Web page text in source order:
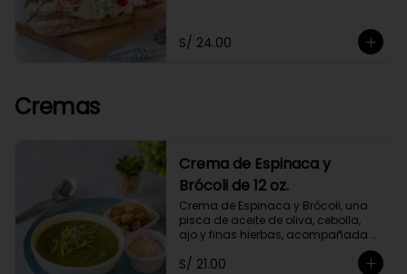
toque de orégano. Con mayonesa
de cashews.
S/ 24.00
Cremas
Crema de Espinaca y
Brócoli de 12 oz.
Crema de Espinaca y Brócoli, una
pisca de aceite de oliva, cebolla,
ajo y finas hierbas, acompañada
madre. No contiene papa ni
S/ 21.00